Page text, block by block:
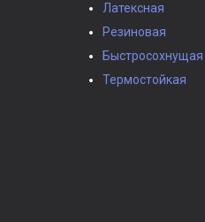
Латексная
Резиновая
Быстросохнущая
Термостойкая